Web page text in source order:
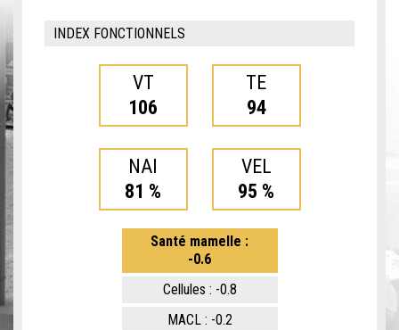
INDEX FONCTIONNELS
VT
106
TE
94
NAI
81 %
VEL
95 %
Santé mamelle :
-0.6
Cellules : -0.8
MACL : -0.2